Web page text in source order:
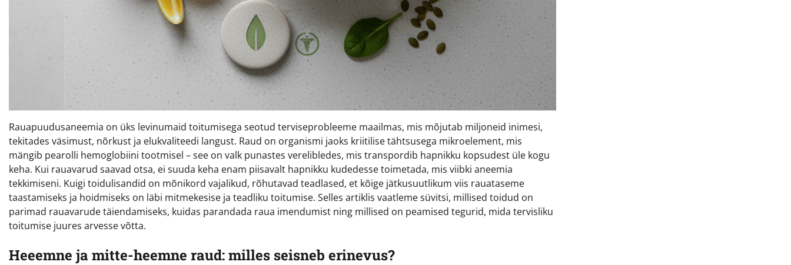
Rauapuudusaneemia on üks levinumaid toitumisega seotud terviseprobleeme maailmas, mis mõjutab miljoneid inimesi,
tekitades väsimust, nõrkust ja elukvaliteedi langust. Raud on organismi jaoks kriitilise tähtsusega mikroelement, mis
mängib pearolli hemoglobiini tootmisel – see on valk punastes verelibledes, mis transpordib hapnikku kopsudest üle kogu
keha. Kui rauavarud saavad otsa, ei suuda keha enam piisavalt hapnikku kudedesse toimetada, mis viibki aneemia
tekkimiseni. Kuigi toidulisandid on mõnikord vajalikud, rõhutavad teadlased, et kõige jätkusuutlikum viis rauataseme
taastamiseks ja hoidmiseks on läbi mitmekesise ja teadliku toitumise. Selles artiklis vaatleme süvitsi, millised toidud on
parimad rauavarude täiendamiseks, kuidas parandada raua imendumist ning millised on peamised tegurid, mida tervisliku
toitumise juures arvesse võtta.
Heeemne ja mitte-heemne raud: milles seisneb erinevus?